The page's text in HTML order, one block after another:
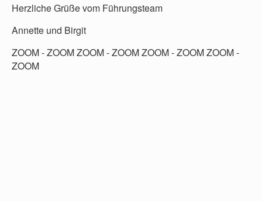
Herzliche Grüße vom Führungsteam
Annette und Birgit
ZOOM - ZOOM ZOOM - ZOOM ZOOM - ZOOM ZOOM -
ZOOM